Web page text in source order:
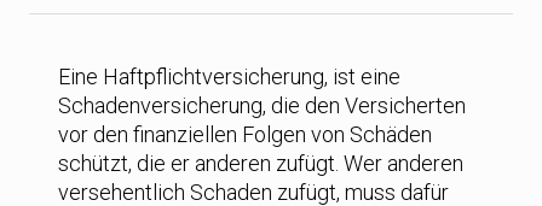
Eine Haftpflichtversicherung, ist eine
Schadenversicherung, die den Versicherten
vor den finanziellen Folgen von Schäden
schützt, die er anderen zufügt. Wer anderen
versehentlich Schaden zufügt, muss dafür